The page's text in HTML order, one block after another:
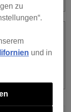
zu
und in